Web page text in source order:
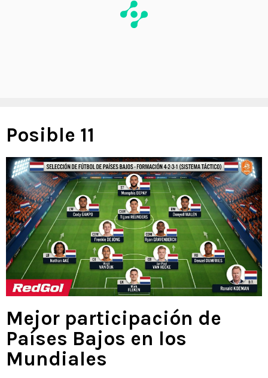
Posible 11
Mejor participación de
Países Bajos en los
Mundiales